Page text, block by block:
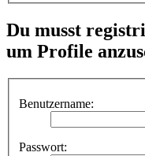
Du musst
um Profile
Benutzername:
Passwort: